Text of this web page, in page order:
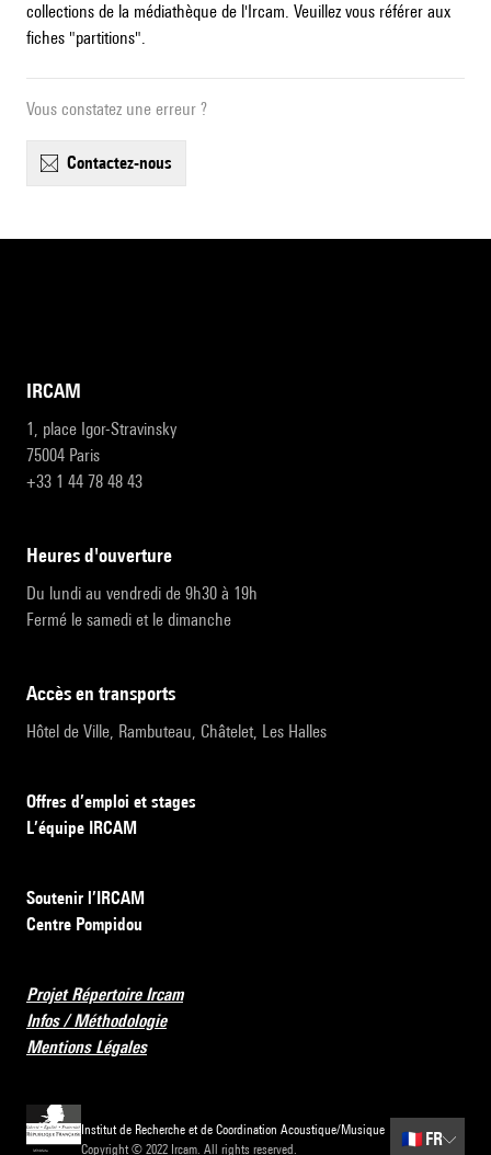
collections de la médiathèque de l'Ircam. Veuillez vous référer aux
fiches "partitions".
Vous constatez une erreur ?
contactez-nous
IRCAM
1, place Igor-Stravinsky
75004 Paris
+33 1 44 78 48 43
heures d'ouverture
Du lundi au vendredi de 9h30 à 19h
Fermé le samedi et le dimanche
accès en transports
Hôtel de Ville, Rambuteau, Châtelet, Les Halles
Offres d’emploi et stages
L’équipe IRCAM
Soutenir l’IRCAM
Centre Pompidou
Projet Répertoire Ircam
Infos / Méthodologie
Mentions Légales
Institut de Recherche et de Coordination Acoustique/Musique
Copyright © 2022 Ircam. All rights reserved.
🇫🇷 FR